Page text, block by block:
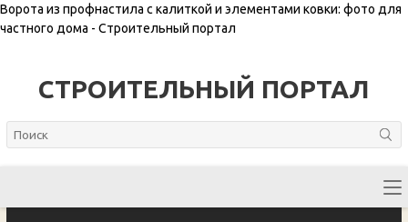
Ворота из профнастила с калиткой и элементами ковки: фото для
частного дома - Строительный портал
СТРОИТЕЛЬНЫЙ ПОРТАЛ